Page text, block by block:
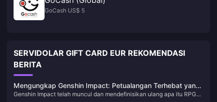
GoCash US$ 5
SERVIDOLAR GIFT CARD EUR REKOMENDASI
BERITA
Mengungkap Genshin Impact: Petualangan Terhebat yang
Tidak Boleh Anda Lewatkan!
Genshin Impact telah muncul dan mendefinisikan ulang apa itu RPG